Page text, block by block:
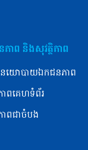
ាព និងសុវត្ថិភាព
យោបាយឯកជនភាព
ាពគេហទំព័រ
ាពជាចំបង